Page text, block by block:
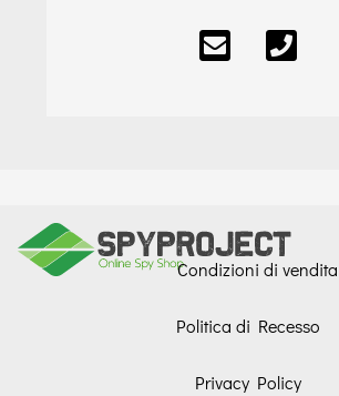
Condizioni di vendita
Politica di Recesso
Privacy Policy